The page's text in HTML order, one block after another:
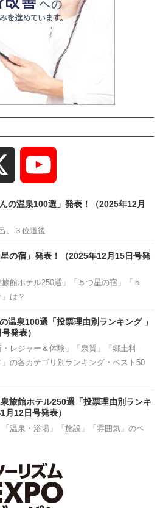
Channel
の温泉100選」発表！（2025年12月
、３位道後
の宿」発表！（2025年12月15日号発
館ホテル250選」「５つ星の宿」「５
は？
温泉100選「投票理由別ランキング 」
発表）
・レジャー＆体験」「泉質」「郷土料
の各カテゴリ別ランキング・ベスト50
旅館ホテル250選「投票理由別ランキ
月12日号発表）
「温泉・浴場」「施設」「雰囲気」のベ